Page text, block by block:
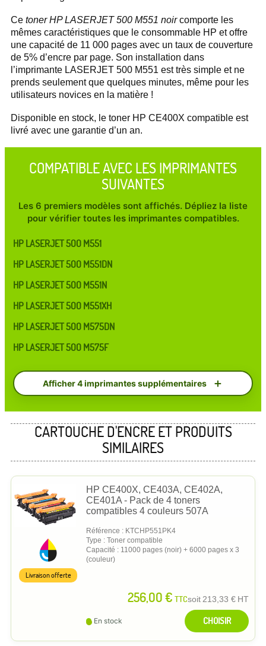
Ce toner HP LASERJET 500 M551 noircomporte les
mêmes caractéristiques que le consommable HP et offre
une capacité de 11 000 pages avec un taux de couverture
de 5% d’encre par page. Son installation dans
l’imprimante LASERJET 500 M551 est très simple et ne
prends seulement que quelques minutes, même pour les
utilisateurs novices en la matière !
Disponible en stock, le toner HP CE400X compatible est
livré avec une garantie d’un an.
COMPATIBLE AVEC LES IMPRIMANTES
SUIVANTES
Les 6 premiers modèles sont affichés. Dépliez la liste
pour vérifier toutes les imprimantes compatibles.
HP LASERJET 500 M551
HP LASERJET 500 M551DN
HP LASERJET 500 M551N
HP LASERJET 500 M551XH
HP LASERJET 500 M575DN
HP LASERJET 500 M575F
Afficher 4 imprimantes supplémentaires
CARTOUCHE D'ENCRE ET PRODUITS
SIMILAIRES
HP CE400X, CE403A, CE402A,
CE401A - Pack de 4 toners
compatibles 4 couleurs 507A
Référence : KTCHP551PK4
Type : Toner compatible
Capacité : 11000 pages (noir) + 6000 pages x 3
(couleur)
256,00 € TTCsoit 213,33 € HT
Livraison offerte
En stock CHOISIR